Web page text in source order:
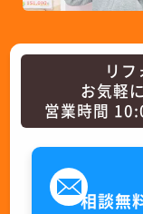
リ
お気軽
営業時間
相談無